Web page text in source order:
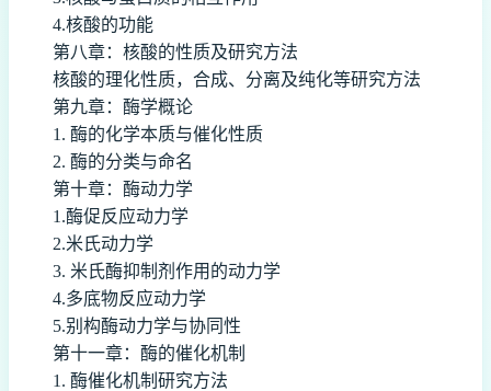
4.核酸的功能
第八章：核酸的性质及研究方法
核酸的理化性质，合成、分离及纯化等研究方法
第九章：酶学概论
1. 酶的化学本质与催化性质
2. 酶的分类与命名
第十章：酶动力学
1.酶促反应动力学
2.米氏动力学
3. 米氏酶抑制剂作用的动力学
4.多底物反应动力学
5.别构酶动力学与协同性
第十一章：酶的催化机制
1. 酶催化机制研究方法